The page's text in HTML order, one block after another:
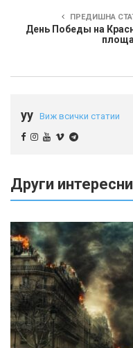
ПРЕДИШНА
День Победы на
yy Виж всички статии
Други интересни